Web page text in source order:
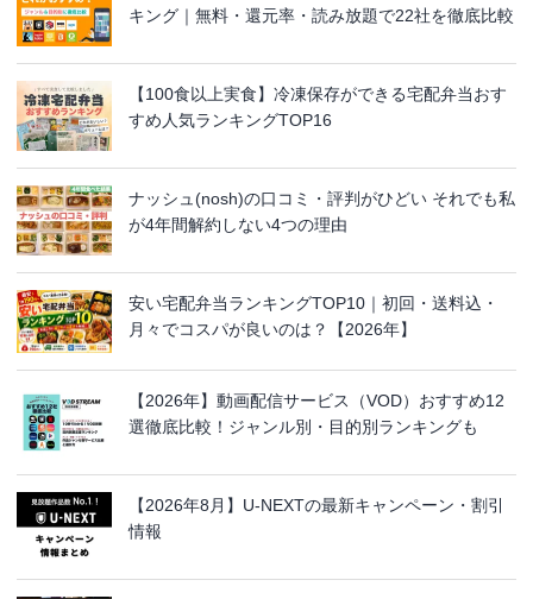
キング｜無料・還元率・読み放題で22社を徹底比較
【100食以上実食】冷凍保存ができる宅配弁当おす
すめ人気ランキングTOP16
ナッシュ(nosh)の口コミ・評判がひどい それでも私
が4年間解約しない4つの理由
安い宅配弁当ランキングTOP10｜初回・送料込・
月々でコスパが良いのは？【2026年】
【2026年】動画配信サービス（VOD）おすすめ12
選徹底比較！ジャンル別・目的別ランキングも
【2026年8月】U-NEXTの最新キャンペーン・割引
情報